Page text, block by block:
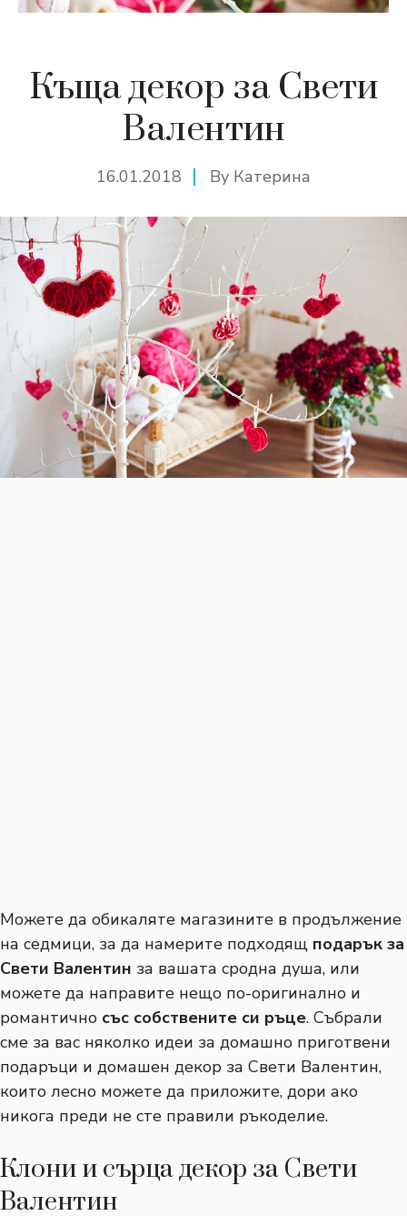
Къща декор за Свети
Валентин
16.01.2018 By Катерина
Можете да обикаляте магазините в продължение
на седмици, за да намерите подходящ подарък за
Свети Валентин за вашата сродна душа, или
можете да направите нещо по-оригинално и
романтично със собствените си ръце. Събрали
сме за вас няколко идеи за домашно приготвени
подаръци и домашен декор за Свети Валентин,
които лесно можете да приложите, дори ако
никога преди не сте правили ръкоделие.
Клони и сърца декор за Свети
Валентин